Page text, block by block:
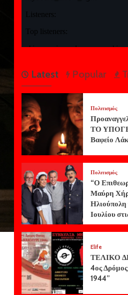
Latest Popular
Πολιτισμός
ΤΟ
Βαφείο
Πολιτισμός
“Ο
Μαύρη
Ηλιούπολη
Ιουλίου
Elife
ΤΕΛΙΚΟ
4ος
1944”